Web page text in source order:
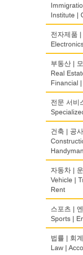
식당/레스
식당장비
Food
식품점
Korean
Food
와인제조
Wine Maker
정육점
Meat
제과점
Bakery
식품도매
Food
비데
Bidet
심리/정신
안경점
Optical
의료기구
Medical
Denturist
한의원/한
Oriental
약국
Pharmacy
의사-내과
Internal
의사-물리
Korean
Glass/
의류/아동복
결혼/폐백
Wedding
인터넷 쇼
Internet
결혼상담
Marriage
Florist
모피점
Fur/Leather
백화점/선
보석/귀금
Jeweler/
Institute |
이민/유학
사무기기
Office
사무용품/
서점
운전학원
Driving
한글학교
Korean
Boarding
학교/학원
개인지도-
전자제품
금전등록
Cash
Internet
전자제품
전화/통신
컴퓨터 판
Computer
부동산 |
Real
Financial
도매
Wholesale
모기지
Mortgage
무역
보험/재정
부동산 관
Property
채무조정
전문 서비
광고/그래
경보/도난
Alarm/
묘지/비석
빨래방/세탁
Coin
건축 | 공
Handyman
건축시공/
Architect
건축설계
건물검사
자동차 |
Vehicle |
Rent
운송/통관/
택배
Courier
스포츠 |
Sports |
골프장비
Golf
법률 | 회계
Law |